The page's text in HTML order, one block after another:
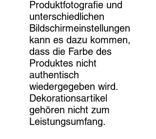
Produktfotografie und
unterschiedlichen
Bildschirmeinstellungen
kann es dazu kommen,
dass die Farbe des
Produktes nicht
authentisch
wiedergegeben wird.
Dekorationsartikel
gehören nicht zum
Leistungsumfang.